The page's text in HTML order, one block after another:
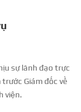
sự lãnh đạo trực
Giám đốc về
viện.